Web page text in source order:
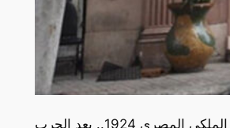
نادي السيارات الملكي المصري 1924.. بعد الحرب